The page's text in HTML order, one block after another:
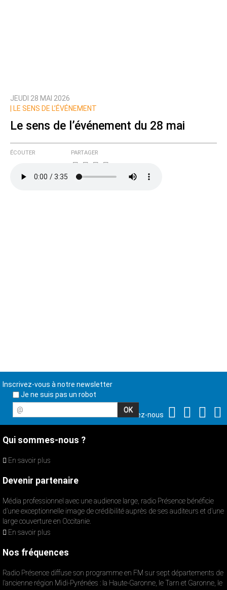
JEUDI 28 MAI 2026
LE SENS DE L’ÉVÉNEMENT
Le sens de l’événement du 28 mai
ÉCOUTER PARTAGER
Inscrivez-vous à notre newsletter
Je ne suis pas un robot
@
Suivez-nous
Qui sommes-nous ?
En savoir plus
Devenir partenaire
Média professionnel avec une audience large, radio Présence bénéficie
d’une exceptionnelle image de crédibilité auprès de ses auditeurs et d’une
large couverture en Occitanie.
En savoir plus
Nos fréquences
Radio Présence diffuse son programme en FM sur sept départements de
l’ancienne région Midi-Pyrénées : la Haute-Garonne, le Tarn et Garonne, le